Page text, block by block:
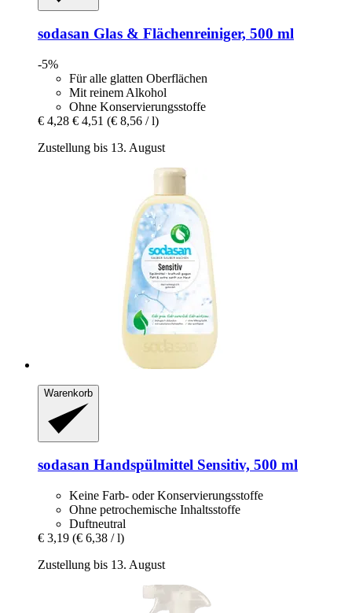
sodasan Glas & Flächenreiniger, 500 ml
-5%
Für alle glatten Oberflächen
Mit reinem Alkohol
Ohne Konservierungsstoffe
€ 4,28 € 4,51 (€ 8,56 / l)
Zustellung bis 13. August
Warenkorb
sodasan Handspülmittel Sensitiv, 500 ml
Keine Farb- oder Konservierungsstoffe
Ohne petrochemische Inhaltsstoffe
Duftneutral
€ 3,19 (€ 6,38 / l)
Zustellung bis 13. August